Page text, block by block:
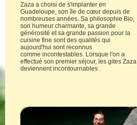
Zaza a choisi de s'implanter en
Guadeloupe, son île de cœur depuis de
nombreuses années. Sa philosophie Bio,
son humeur charmante, sa grande
générosité et sa grande passion pour la
cuisine fine sont des qualités qui
aujourd'hui sont reconnus
comme incontestables. Lorsque l'on a
effectué son premier séjour, les gites Zaza
deviennent incontournables .